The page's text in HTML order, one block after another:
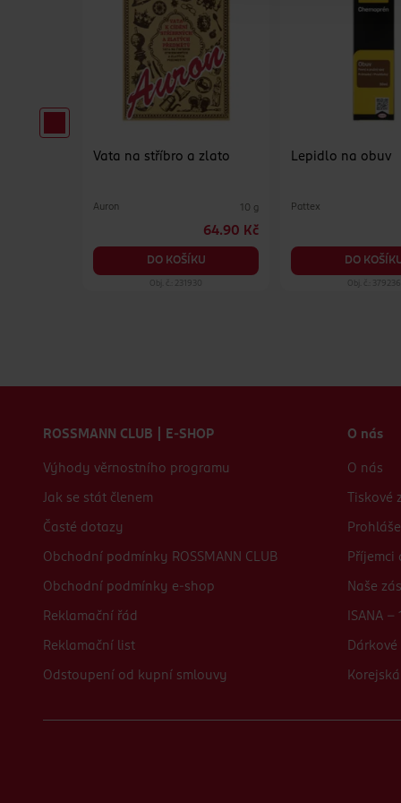
Vata na stříbro a zlato
Auron 10 g
64.90 Kč
DO KOŠÍKU
Obj. č.: 231930
Lepidlo na obuv
Pattex
DO
Obj. č.: 379236
ROSSMANN CLUB | E-SHOP
Výhody věrnostního programu
Jak se stát členem
Časté dotazy
Obchodní podmínky ROSSMANN CLUB
Obchodní podmínky e-shop
Reklamační řád
Reklamační list
Odstoupení od kupní smlouvy
O nás
O nás
Tiskové
Příjemci
Naše
ISANA